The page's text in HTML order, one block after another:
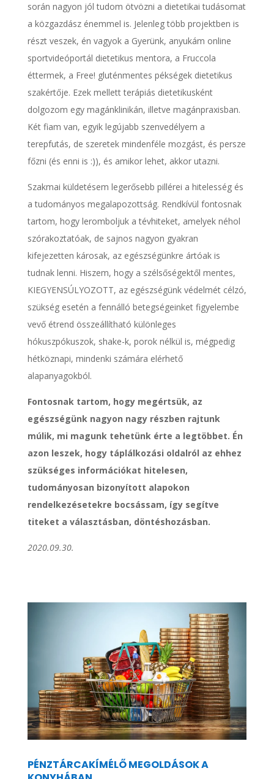
során nagyon jól tudom ötvözni a dietetikai tudásomat
a közgazdász énemmel is. Jelenleg több projektben is
részt veszek, én vagyok a Gyerünk, anyukám online
sportvideóportál dietetikus mentora, a Fruccola
éttermek, a Free! gluténmentes pékségek dietetikus
szakértője. Ezek mellett terápiás dietetikusként
dolgozom egy magánklinikán, illetve magánpraxisban.
Két fiam van, egyik legújabb szenvedélyem a
terepfutás, de szeretek mindenféle mozgást, és persze
főzni (és enni is :)), és amikor lehet, akkor utazni.
Szakmai küldetésem legerősebb pillérei a hitelesség és
a tudományos megalapozottság. Rendkívül fontosnak
tartom, hogy leromboljuk a tévhiteket, amelyek néhol
szórakoztatóak, de sajnos nagyon gyakran
kifejezetten károsak, az egészségünkre ártóak is
tudnak lenni. Hiszem, hogy a szélsőségektől mentes,
KIEGYENSÚLYOZOTT, az egészségünk védelmét célzó,
szükség esetén a fennálló betegségeinket figyelembe
vevő étrend összeállítható különleges
hókuszpókuszok, shake-k, porok nélkül is, mégpedig
hétköznapi, mindenki számára elérhető
alapanyagokból.
Fontosnak tartom, hogy megértsük, az
egészségünk nagyon nagy részben rajtunk
múlik, mi magunk tehetünk érte a legtöbbet. Én
azon leszek, hogy táplálkozási oldalról az ehhez
szükséges információkat hitelesen,
tudományosan bizonyított alapokon
rendelkezésetekre bocsássam, így segítve
titeket a választásban, döntéshozásban.
2020.09.30.
PÉNZTÁRCAKÍMÉLŐ MEGOLDÁSOK A